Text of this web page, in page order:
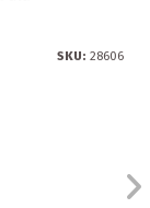
SKU: 28606